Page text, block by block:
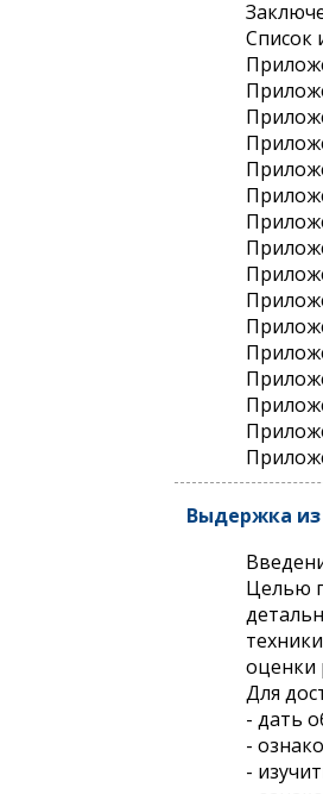
Список
Выдержка из
Целью
оценки
Для
- дать
-
-